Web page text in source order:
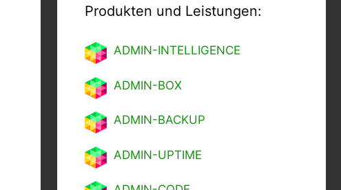
Produkten und Leistungen:
ADMIN-INTELLIGENCE
ADMIN-BOX
ADMIN-BACKUP
ADMIN-UPTIME